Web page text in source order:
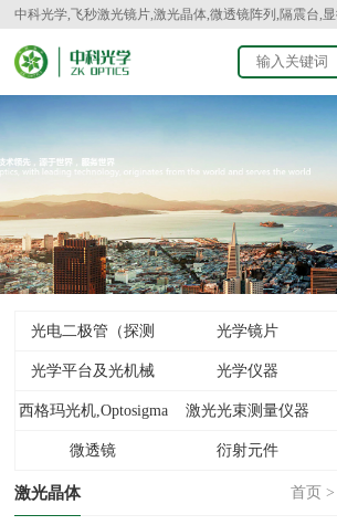
中科光学,飞秒激光镜片,激光晶体,微透镜阵列,隔震台,
光电二极管（探测
器）
光学镜片
光学平台及光机械 光学仪器
西格玛光机,Optosigma 激光光束测量仪器
微透镜 衍射元件
激光晶体 首页 >